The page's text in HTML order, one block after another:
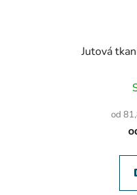
Jutová
od